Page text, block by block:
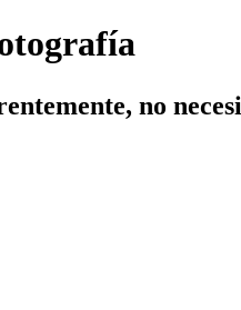
no